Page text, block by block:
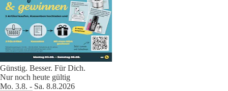
Günstig. Besser. Für Dich.
Nur noch heute gültig
Mo. 3.8. - Sa. 8.8.2026